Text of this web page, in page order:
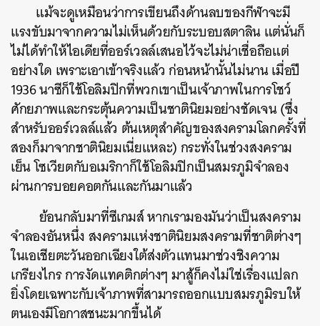
แม้จะดูเหมือนว่าการเขียนถึงด้านลบของกีฬาจะมี
แรงขับมาจากความไม่เห็นด้วยกับระบอบสตาลิน แต่นั่นก็
ไม่ได้ทำให้ไอเดียที่ออร์เวลล์เสนอไว้จะไม่น่าเชื่อถือแต่
อย่างใด เพราะเอาเข้าจริงแล้ว ก่อนหน้านั้นไม่นาน เมื่อปี
1936 นาซีก็ใช้โอลิมปิกที่พวกเขาเป็นเจ้าภาพในการโชว์
ศักยภาพและกระตุ้นความเป็นชาตินิยมอย่างชัดเจน (ซึ่ง
สำหรับออร์เวลล์แล้ว ต้นเหตุสำคัญของสงครามโลกครั้งที่
สองก็มาจากชาตินิยมเนี่ยแหละ) กระทั่งในช่วงสงคราม
เย็น โซเวียตกับอเมริกาก็ใช้โอลิมปิกเป็นสมรภูมิจำลอง
ผ่านการบอยคอตกันและกันมาแล้ว
​ ย้อนกลับมาที่ซีเกมส์ หากเรามองมันว่าเป็นสงคราม
จำลองอันหนึ่ง สงครามแห่งชาตินิยมสงครามที่ชาติต่างๆ
ในเอเชียตะวันออกเฉียงใต้ส่งตัวแทนมาช่วงชิงความ
เกรียงไกร การงัดแทคติกต่างๆ มาสู้ก็คงไม่ใช่เรื่องแปลก
ยิ่งโดยเฉพาะกับเจ้าภาพที่สามารถออกแบบสมรภูมิรบให้
ตนเองมีโอกาสชนะมากขึ้นได้